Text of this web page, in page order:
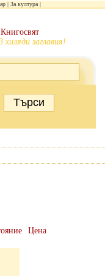
За култура
заглавия!
Цена